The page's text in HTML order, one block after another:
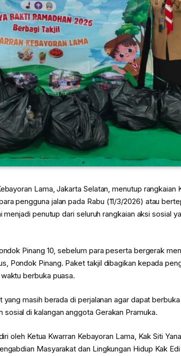
Lama, Jakarta Selatan, menutup rangkaian
pengguna jalan pada Rabu (11/3/2026) atau
menjadi penutup dari seluruh rangkaian aksi sosial
Pinang 10, sebelum para peserta bergerak
Pondok Pinang. Paket takjil dibagikan kepada
berbuka puasa.
masih berada di perjalanan agar dapat
di kalangan anggota Gerakan Pramuka.
oleh Ketua Kwarran Kebayoran Lama, Kak Siti
Masyarakat dan Lingkungan Hidup Kak